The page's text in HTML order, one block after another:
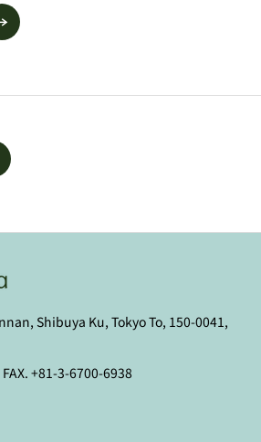
Shibuya Ku, Tokyo To, 150-0041,
+81-3-6700-6938